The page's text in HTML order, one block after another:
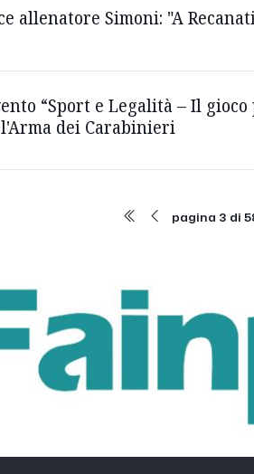
allenatore Simoni: "A
“Sport e Legalità – Il
dei Carabinieri
pagina 3 di